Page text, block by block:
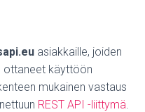
asiakkaille, joiden
ottaneet käyttöön
mukainen vastaus
REST API -liittymä.